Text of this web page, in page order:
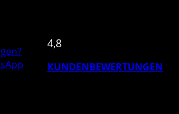
4,8
KUNDENBEWERTUNGEN